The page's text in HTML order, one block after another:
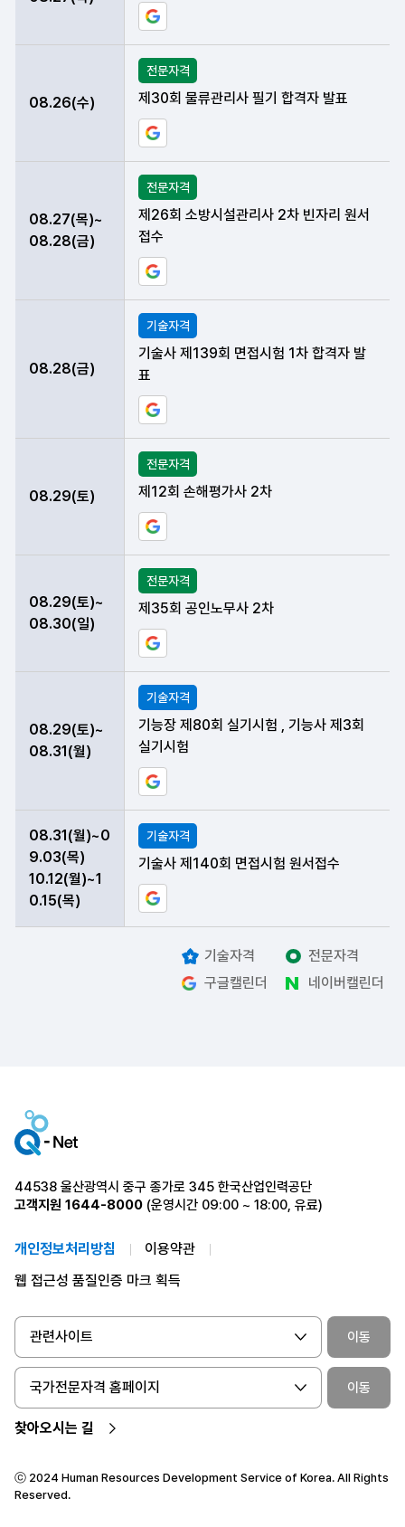
구글 일정에 현재 데이터 등록하기
08.26(수)
전문자격
제30회 물류관리사 필기 합격자 발표
구글 일정에 현재 데이터 등록하기
08.27(목)~
08.28(금)
전문자격
제26회 소방시설관리사 2차 빈자리 원서
접수
구글 일정에 현재 데이터 등록하기
08.28(금)
기술자격
기술사 제139회 면접시험 1차 합격자 발
표
구글 일정에 현재 데이터 등록하기
08.29(토)
전문자격
제12회 손해평가사 2차
구글 일정에 현재 데이터 등록하기
08.29(토)~
08.30(일)
전문자격
제35회 공인노무사 2차
구글 일정에 현재 데이터 등록하기
08.29(토)~
08.31(월)
기술자격
기능장 제80회 실기시험 , 기능사 제3회
실기시험
구글 일정에 현재 데이터 등록하기
08.31(월)~0
9.03(목)
10.12(월)~1
0.15(목)
기술자격
기술사 제140회 면접시험 원서접수
구글 일정에 현재 데이터 등록하기
기술자격
전문자격
구글캘린더
네이버캘린더
44538 울산광역시 중구 종가로 345 한국산업인력공단
고객지원 1644-8000 (운영시간 09:00 ~ 18:00, 유료)
개인정보처리방침
이용약관
웹 접근성 품질인증 마크 획득
관련사이트 이동
국가전문자격 홈페이지 이동
찾아오시는 길
ⓒ 2024 Human Resources Development Service of Korea. All Rights
Reserved.